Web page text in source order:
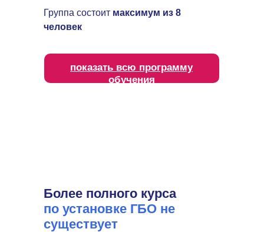
Группа состоит максимум из 8
человек
показать всю программу
обучения
Более полного курса
по установке ГБО не
существует